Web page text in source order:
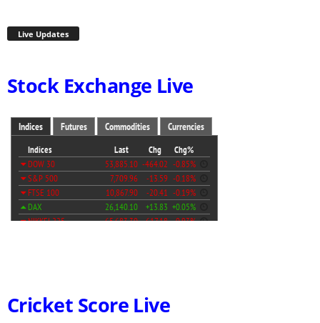
Live Updates
Stock Exchange Live
Cricket Score Live